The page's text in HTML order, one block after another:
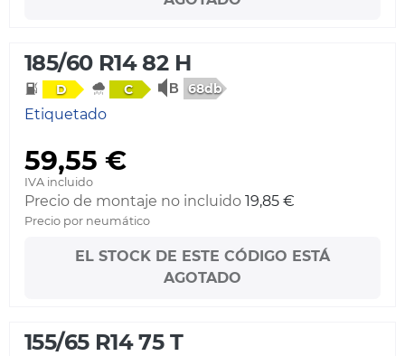
185/60 R14 82 H
D C 68db
Etiquetado
59,55 €
IVA incluido
Precio de montaje no incluido 19,85 €
Precio por neumático
EL STOCK DE ESTE CÓDIGO ESTÁ
AGOTADO
155/65 R14 75 T